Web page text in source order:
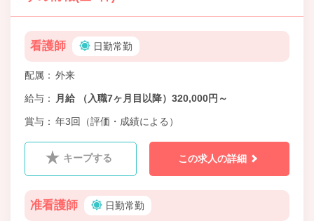
看護師 日勤常勤
配属 外来
給与 月給 （入職7ヶ月目以降）320,000円～
賞与 年3回（評価・成績による）
キープする この求人の詳細
准看護師 日勤常勤